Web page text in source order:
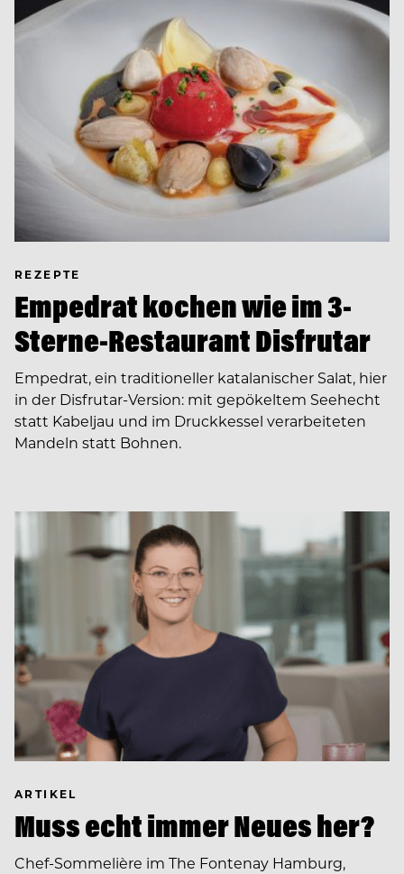
REZEPTE
Empedrat kochen wie im 3-
Sterne-Restaurant Disfrutar
Empedrat, ein traditioneller katalanischer Salat, hier
in der Disfrutar-Version: mit gepökeltem Seehecht
statt Kabeljau und im Druckkessel verarbeiteten
Mandeln statt Bohnen.
ARTIKEL
Muss echt immer Neues her?
Chef-Sommelière im The Fontenay Hamburg,